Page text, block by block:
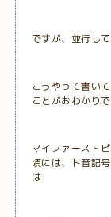
ですが、並行し
こうやって書い
ことがおわかり
マイファースト
頃には、ト音記
は